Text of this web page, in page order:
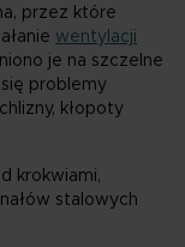
przez które
wentylacji
je na szczelne
problemy
kłopoty
krokwiami,
stalowych